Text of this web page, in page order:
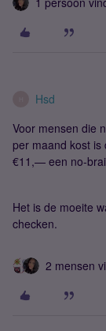
Hsd
Voor mensen die
per maand kost is
€11,— een no-
Het is de moeite
checken.
2 mensen